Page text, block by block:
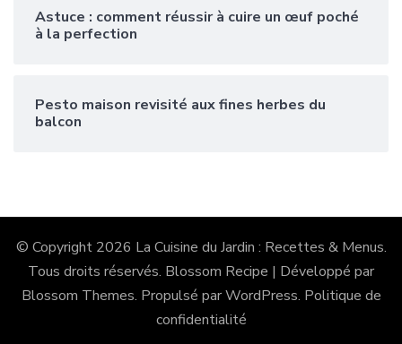
Astuce : comment réussir à cuire un œuf poché
à la perfection
Pesto maison revisité aux fines herbes du
balcon
© Copyright 2026 La Cuisine du Jardin : Recettes & Menus.
Tous droits réservés. Blossom Recipe | Développé par
Blossom Themes. Propulsé parWordPress. Politique de
confidentialité